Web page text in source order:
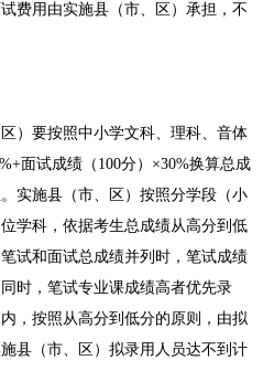
费用由实施县（市、区）承担，不
）要按照中小学文科、理科、音体
面试成绩（100分）×30%换算总成
实施县（市、区）按照分学段（小
学科，依据考生总成绩从高分到低
试和面试总成绩并列时，笔试成绩
时，笔试专业课成绩高者优先录
，按照从高分到低分的原则，由拟
县（市、区）拟录用人员达不到计